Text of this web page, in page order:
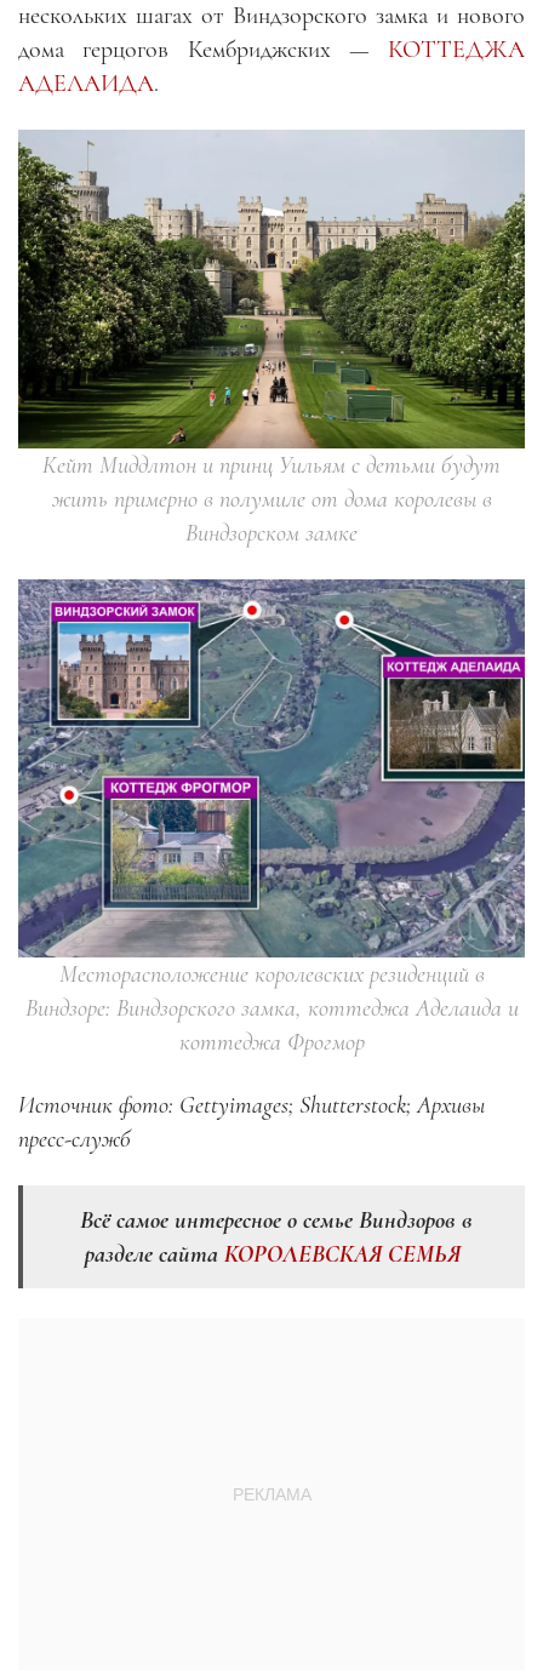
нескольких шагах от Виндзорского замка и нового
дома герцогов Кембриджских — КОТТЕДЖА
АДЕЛАИДА.
Кейт Миддлтон и принц Уильям с детьми будут
жить примерно в полумиле от дома королевы в
Виндзорском замке
Месторасположение королевских резиденций в
Виндзоре: Виндзорского замка, коттеджа Аделаида и
коттеджа Фрогмор
Источник фото: Gettyimages; Shutterstock; Архивы
пресс-служб
Всё самое интересное о семье Виндзоров в
разделе сайта КОРОЛЕВСКАЯ СЕМЬЯ